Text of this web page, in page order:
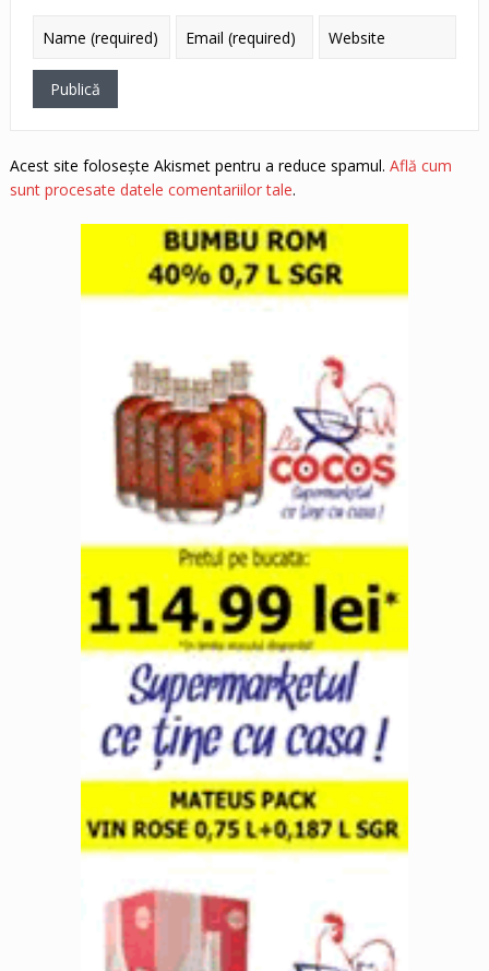
Acest site folosește Akismet pentru a reduce spamul. Află cum
sunt procesate datele comentariilor tale.